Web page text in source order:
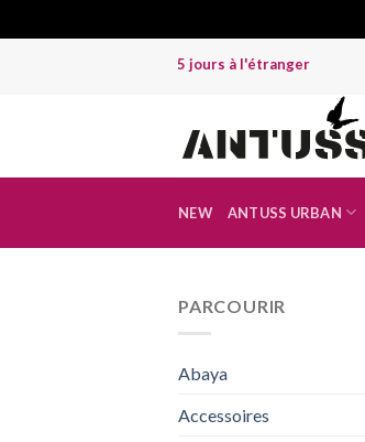
à Dakar et 15 jours à l'étranger
NEW ANTUSS URBAN
PARCOURIR
Abaya
Accessoires